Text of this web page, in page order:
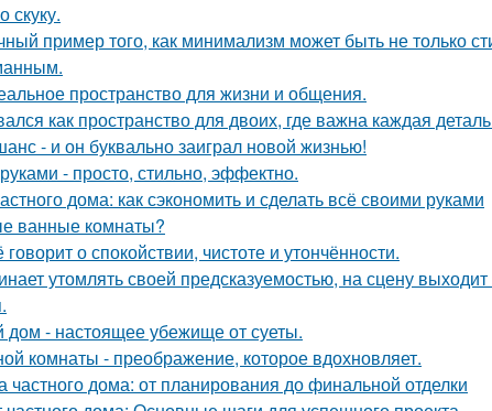
скуку.
пример того, как минимализм может быть не только
пространство для жизни и общения.
как пространство для двоих, где важна каждая
- и он буквально заиграл новой жизнью!
- просто, стильно, эффектно.
дома: как сэкономить и сделать всё своими руками
ванные комнаты?
о спокойствии, чистоте и утончённости.
утомлять своей предсказуемостью, на сцену выходит
дом - настоящее убежище от суеты.
комнаты - преображение, которое вдохновляет.
дома: от планирования до финальной отделки